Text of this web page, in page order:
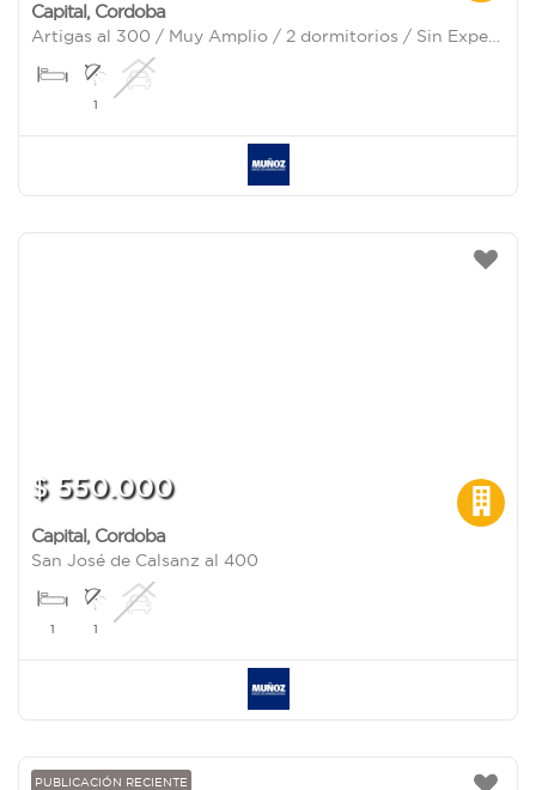
Capital, Cordoba
Artigas al 300 / Muy Amplio / 2 dormitorios / Sin Expensas
1
$ 550.000
Capital, Cordoba
San José de Calsanz al 400
1 1
PUBLICACIÓN RECIENTE